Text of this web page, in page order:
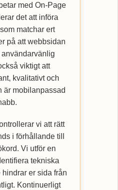
med On-Page
det att införa
matchar ert
på att webbsidan
viktigt att
kvalitativt och
är mobilanpassad
vi att rätt
i förhållande till
Vi utför en
tekniska
er sida från
Kontinuerligt